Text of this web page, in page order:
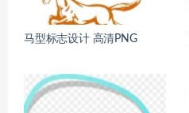
马型标志设计 高清PNG